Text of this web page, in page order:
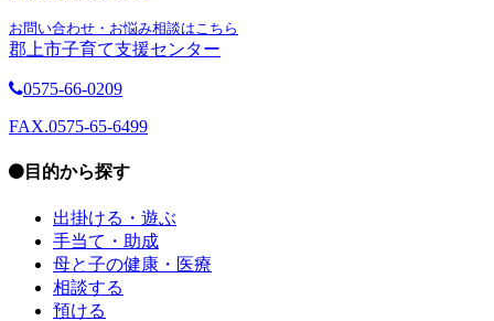
お問い合わせ・お悩み相談はこちら
郡上市子育て支援センター
0575-66-0209
FAX.0575-65-6499
目的から探す
出掛ける・遊ぶ
手当て・助成
母と子の健康・医療
相談する
預ける